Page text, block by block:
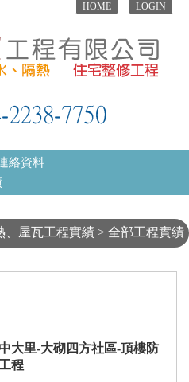
HOME LOGIN
絡資料
、屋瓦工程實績 > 全部工程實績
大里-大砌四方社區-頂樓防
程